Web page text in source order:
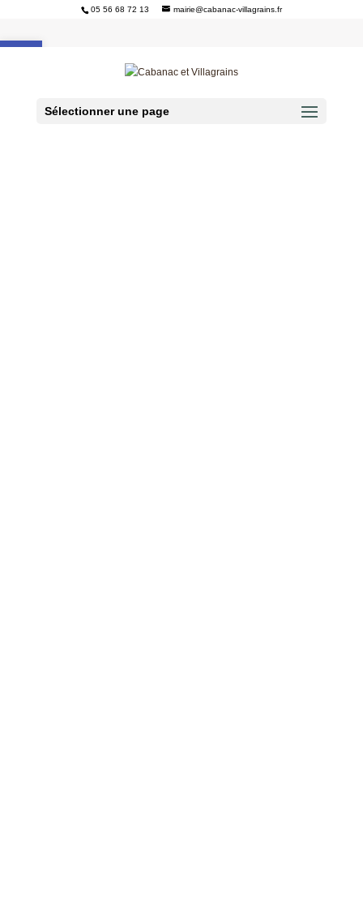
Ouvrir la barre d’outils
05 56 68 72 13 mairie@cabanac-villagrains.fr
Sélectionner une page